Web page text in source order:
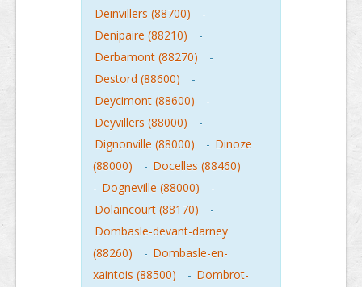
Deinvillers (88700)
-
Denipaire (88210)
-
Derbamont (88270)
-
Destord (88600)
-
Deycimont (88600)
-
Deyvillers (88000)
-
Dignonville (88000)
- Dinoze
(88000)
- Docelles (88460)
- Dogneville (88000)
-
Dolaincourt (88170)
-
Dombasle-devant-darney
(88260)
- Dombasle-en-
xaintois (88500)
- Dombrot-